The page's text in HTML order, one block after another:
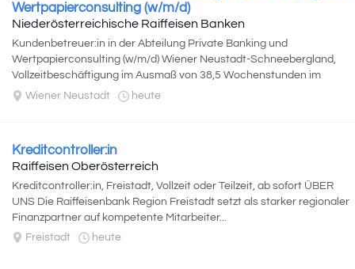
Wertpapierconsulting (w/m/d)
Niederösterreichische Raiffeisen Banken
Kundenbetreuer:in in der Abteilung Private Banking und
Wertpapierconsulting (w/m/d) Wiener Neustadt-Schneebergland,
Vollzeitbeschäftigung im Ausmaß von 38,5 Wochenstunden im
Genossenschaftsgebiet...
Wiener Neustadt heute
Kreditcontroller:in
Raiffeisen Oberösterreich
Kreditcontroller:in, Freistadt, Vollzeit oder Teilzeit, ab sofort ÜBER
UNS Die Raiffeisenbank Region Freistadt setzt als starker regionaler
Finanzpartner auf kompetente Mitarbeiter...
Freistadt
heute